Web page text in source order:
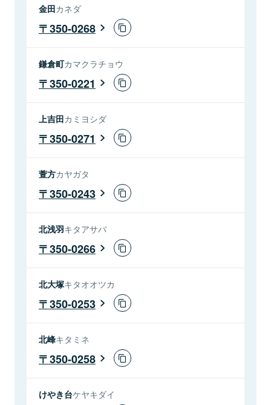
金田カネダ
350-0268
鎌倉町カマクラチョウ
350-0221
上吉田カミヨシダ
350-0271
萱方カヤガタ
350-0243
北浅羽キタアサバ
350-0266
北大塚キタオオツカ
350-0253
北峰キタミネ
350-0258
けやき台ケヤキダイ